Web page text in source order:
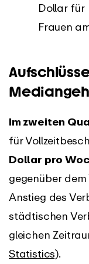
Dollar für
Frauen
Im zweiten
für
Dollar pro
gegenüber
Anstieg des
städtischen
gleichen
Statistics).